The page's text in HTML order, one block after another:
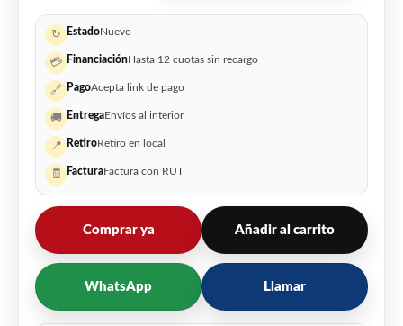
↻ EstadoNuevo
💳 FinanciaciónHasta 12 cuotas sin recargo
🔗 PagoAcepta link de pago
🚚 EntregaEnvíos al interior
📍 RetiroRetiro en local
🧾 FacturaFactura con RUT
Comprar ya Añadir al carrito
WhatsApp Llamar